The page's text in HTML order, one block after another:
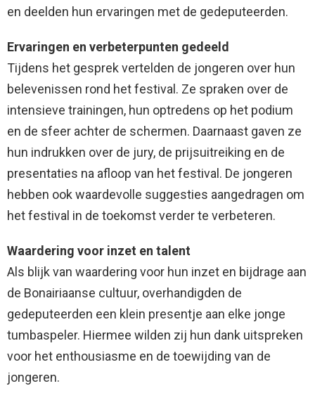
en deelden hun ervaringen met de gedeputeerden.
Ervaringen en verbeterpunten gedeeld
Tijdens het gesprek vertelden de jongeren over hun
belevenissen rond het festival. Ze spraken over de
intensieve trainingen, hun optredens op het podium
en de sfeer achter de schermen. Daarnaast gaven ze
hun indrukken over de jury, de prijsuitreiking en de
presentaties na afloop van het festival. De jongeren
hebben ook waardevolle suggesties aangedragen om
het festival in de toekomst verder te verbeteren.
Waardering voor inzet en talent
Als blijk van waardering voor hun inzet en bijdrage aan
de Bonairiaanse cultuur, overhandigden de
gedeputeerden een klein presentje aan elke jonge
tumbaspeler. Hiermee wilden zij hun dank uitspreken
voor het enthousiasme en de toewijding van de
jongeren.